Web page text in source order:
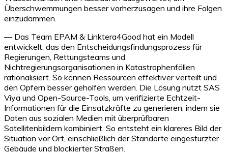
Überschwemmungen besser vorherzusagen und ihre Folgen
einzudämmen.
— Das Team EPAM & Linktera4Good hat ein Modell
entwickelt, das den Entscheidungsfindungsprozess für
Regierungen, Rettungsteams und
Nichtregierungsorganisationen in Katastrophenfällen
rationalisiert. So können Ressourcen effektiver verteilt und
den Opfern besser geholfen werden. Die Lösung nutzt SAS
Viya und Open-Source-Tools, um verifizierte Echtzeit-
Informationen für die Einsatzkräfte zu generieren, indem sie
Daten aus sozialen Medien mit überprüfbaren
Satellitenbildern kombiniert. So entsteht ein klareres Bild der
Situation vor Ort, einschließlich der Standorte eingestürzter
Gebäude und blockierter Straßen.